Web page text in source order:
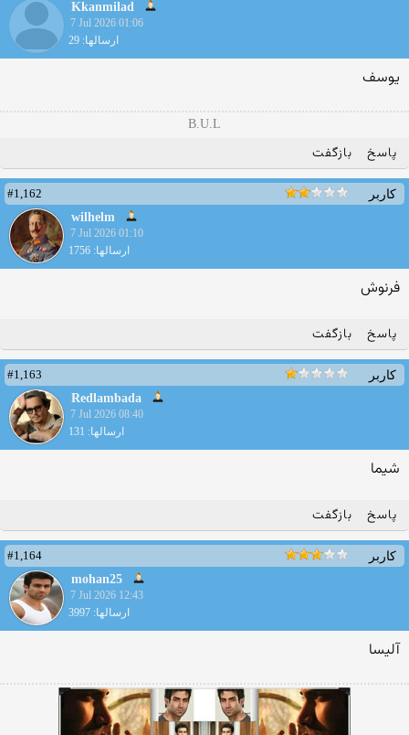
Kkanmilad
7 Jul 2026 01:06
ارسالها: 29
یوسف
B.U.L
پاسخ بازگفت
کاربر
#1,162
wilhelm
7 Jul 2026 01:10
ارسالها: 1756
فرنوش
پاسخ بازگفت
کاربر
#1,163
Redlambada
7 Jul 2026 08:40
ارسالها: 131
شیما
پاسخ بازگفت
کاربر
#1,164
mohan25
7 Jul 2026 12:43
ارسالها: 3997
آلیسا